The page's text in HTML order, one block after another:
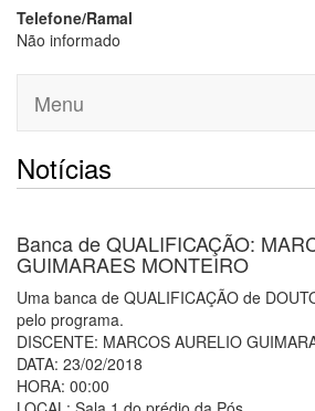
Telefone/Ramal
Não informado
Menu
Notícias
Banca de QUALIFICAÇÃO:
GUIMARAES MONTEIRO
Uma banca de QUALIFICAÇÃO de
pelo programa.
DISCENTE: MARCOS AURELIO
DATA: 23/02/2018
HORA: 00:00